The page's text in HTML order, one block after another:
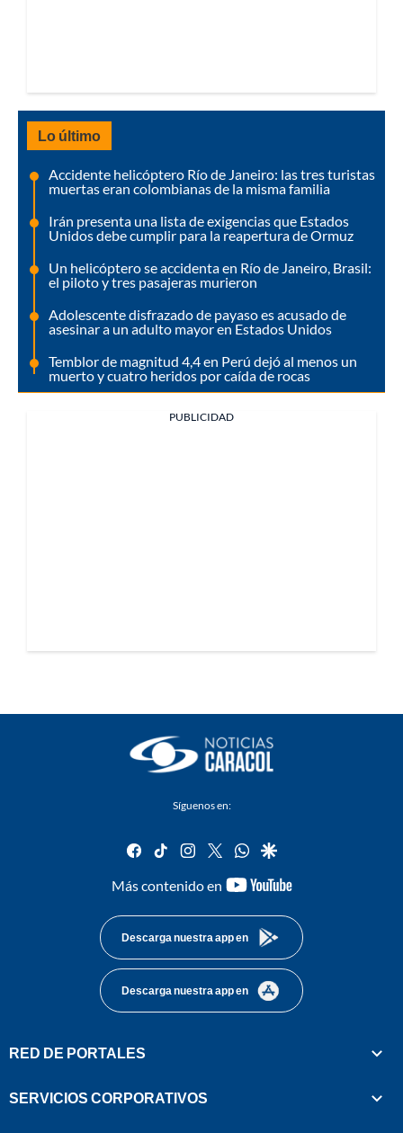
Lo último
Accidente helicóptero Río de Janeiro: las tres turistas
muertas eran colombianas de la misma familia
Irán presenta una lista de exigencias que Estados
Unidos debe cumplir para la reapertura de Ormuz
Un helicóptero se accidenta en Río de Janeiro, Brasil:
el piloto y tres pasajeras murieron
Adolescente disfrazado de payaso es acusado de
asesinar a un adulto mayor en Estados Unidos
Temblor de magnitud 4,4 en Perú dejó al menos un
muerto y cuatro heridos por caída de rocas
PUBLICIDAD
Síguenos en:
facebook
tiktok instagram
twitterwhatsapp
google
Más contenido en
youtube-
Descarga nuestra app en
Descarga nuestra app en
RED DE PORTALES
SERVICIOS CORPORATIVOS